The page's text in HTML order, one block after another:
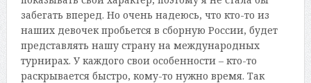
забегать вперед. Но очень надеюсь, что кто-то из
наших девочек пробьется в сборную России, будет
представлять нашу страну на международных
турнирах. У каждого свои особенности – кто-то
раскрывается быстро, кому-то нужно время. Так